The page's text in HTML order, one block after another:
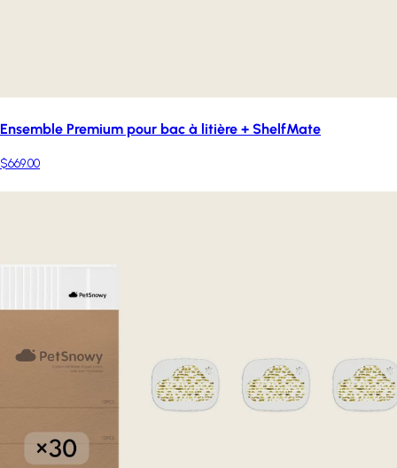
Ensemble Premium pour bac à litière + ShelfMate
$669.00